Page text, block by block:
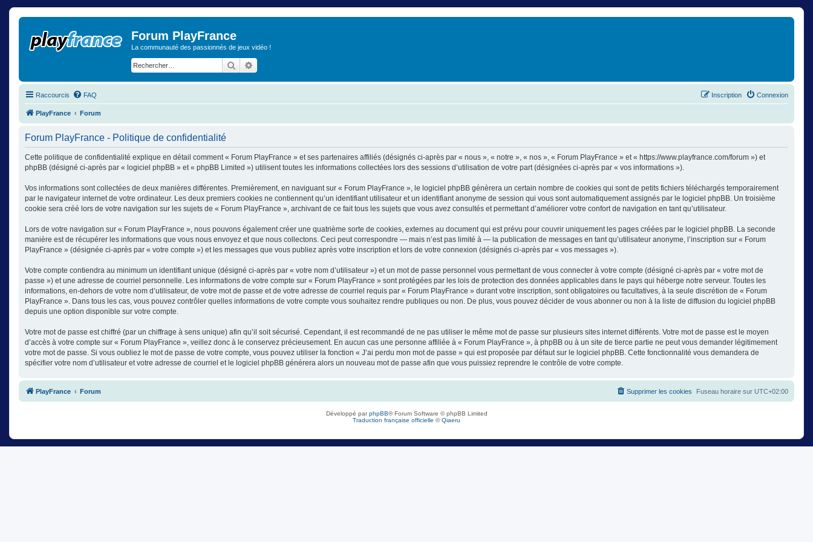
Forum PlayFrance
La communauté des passionnés de jeux vidéo !
Rechercher
Raccourcis FAQ Connexion
Inscription
PlayFrance Forum
Forum PlayFrance - Politique de confidentialité
Cette politique de confidentialité explique en détail comment « Forum PlayFrance » et ses partenaires affiliés (désignés ci-après par « nous », « notre », « nos », « Forum PlayFrance » et « https://www.playfrance.com/forum ») et
phpBB (désigné ci-après par « logiciel phpBB » et « phpBB Limited ») utilisent toutes les informations collectées lors des sessions d’utilisation de votre part (désignées ci-après par « vos informations »).
Vos informations sont collectées de deux manières différentes. Premièrement, en naviguant sur « Forum PlayFrance », le logiciel phpBB génèrera un certain nombre de cookies qui sont de petits fichiers téléchargés temporairement
par le navigateur internet de votre ordinateur. Les deux premiers cookies ne contiennent qu’un identifiant utilisateur et un identifiant anonyme de session qui vous sont automatiquement assignés par le logiciel phpBB. Un troisième
cookie sera créé lors de votre navigation sur les sujets de « Forum PlayFrance », archivant de ce fait tous les sujets que vous avez consultés et permettant d’améliorer votre confort de navigation en tant qu’utilisateur.
Lors de votre navigation sur « Forum PlayFrance », nous pouvons également créer une quatrième sorte de cookies, externes au document qui est prévu pour couvrir uniquement les pages créées par le logiciel phpBB. La seconde
manière est de récupérer les informations que vous nous envoyez et que nous collectons. Ceci peut correspondre — mais n’est pas limité à — la publication de messages en tant qu’utilisateur anonyme, l’inscription sur « Forum
PlayFrance » (désignée ci-après par « votre compte ») et les messages que vous publiez après votre inscription et lors de votre connexion (désignés ci-après par « vos messages »).
Votre compte contiendra au minimum un identifiant unique (désigné ci-après par « votre nom d’utilisateur ») et un mot de passe personnel vous permettant de vous connecter à votre compte (désigné ci-après par « votre mot de
passe ») et une adresse de courriel personnelle. Les informations de votre compte sur « Forum PlayFrance » sont protégées par les lois de protection des données applicables dans le pays qui héberge notre serveur. Toutes les
informations, en-dehors de votre nom d’utilisateur, de votre mot de passe et de votre adresse de courriel requis par « Forum PlayFrance » durant votre inscription, sont obligatoires ou facultatives, à la seule discrétion de « Forum
PlayFrance ». Dans tous les cas, vous pouvez contrôler quelles informations de votre compte vous souhaitez rendre publiques ou non. De plus, vous pouvez décider de vous abonner ou non à la liste de diffusion du logiciel phpBB
depuis une option disponible sur votre compte.
Votre mot de passe est chiffré (par un chiffrage à sens unique) afin qu’il soit sécurisé. Cependant, il est recommandé de ne pas utiliser le même mot de passe sur plusieurs sites internet différents. Votre mot de passe est le moyen
d’accès à votre compte sur « Forum PlayFrance », veillez donc à le conservez précieusement. En aucun cas une personne affiliée à « Forum PlayFrance », à phpBB ou à un site de tierce partie ne peut vous demander légitimement
votre mot de passe. Si vous oubliez le mot de passe de votre compte, vous pouvez utiliser la fonction « J’ai perdu mon mot de passe » qui est proposée par défaut sur le logiciel phpBB. Cette fonctionnalité vous demandera de
spécifier votre nom d’utilisateur et votre adresse de courriel et le logiciel phpBB générera alors un nouveau mot de passe afin que vous puissiez reprendre le contrôle de votre compte.
PlayFrance Forum Fuseau horaire sur UTC+02:00
Supprimer les cookies
Développé parphpBB® Forum Software © phpBB Limited
Traduction française officielle ©Qiaeru